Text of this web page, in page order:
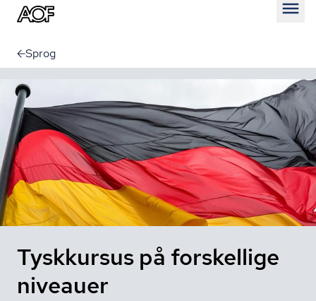
Sprog
Tyskkursus på forskellige
niveauer